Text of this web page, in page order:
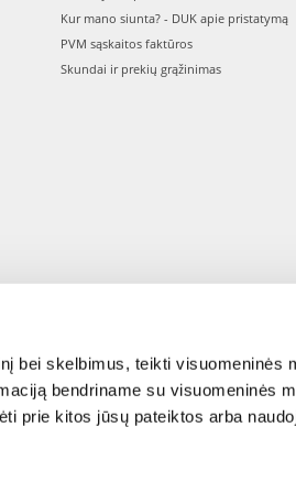
bei skelbimus, teikti visuomeninės
bendriname su visuomeninės
prie kitos jūsų pateiktos arba
Kur mano siunta? - DUK apie pristatymą
PVM sąskaitos faktūros
Skundai ir prekių grąžinimas